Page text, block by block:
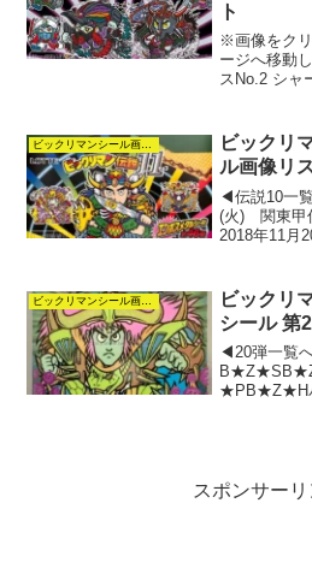
ト
※画像をク
ージへ移動
スNo.2 シャ
ニックス
マト魔神
ックロココ
ビックリマンシール画像リスト
ビックリ
ル画像リ
◀︎伝説10一
(火) 関東甲
2018年11月
別）シール
ール）ビッ
シール リス
ビックリ
シール 第
◀︎20弾一覧
★PB★Z★Hパ
エウリピデ
カンブディ
スポンサーリ